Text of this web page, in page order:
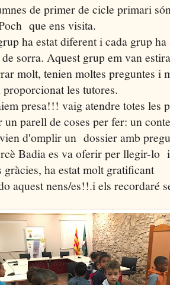
de primer de cicle primari
que ens visita.
ha estat diferent i cada grup
sorra. Aquest grup em van
molt, tenien moltes preguntes i
proporcionat les tutores.
presa!!! vaig atendre totes les
un parell de coses per fer: un
d'omplir un dossier amb
Badia es va oferir per llegir-lo
gràcies, ha estat molt gratificant
aquest nens/es!!.i els recordaré